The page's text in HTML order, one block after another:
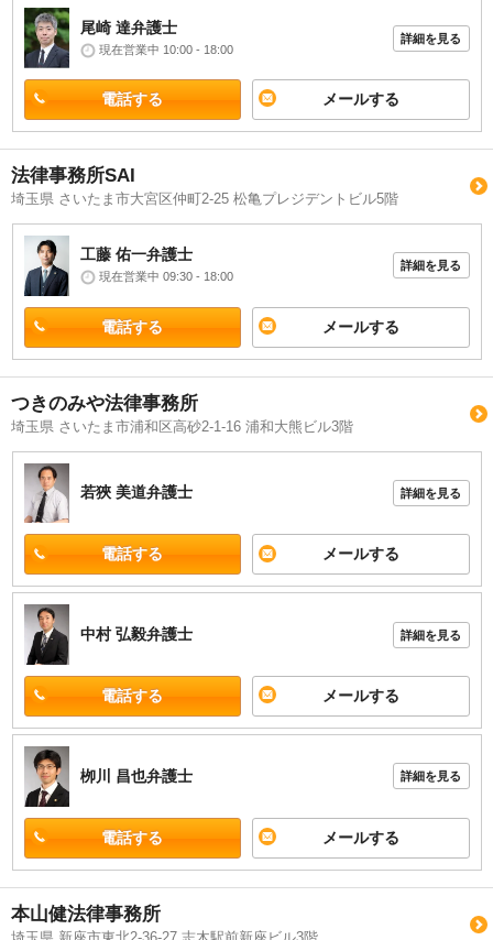
尾崎 達弁護士
現在営業中 10:00 - 18:00
詳細を見る
電話する メールする
法律事務所SAI
埼玉県 さいたま市大宮区仲町2-25 松亀プレジデントビル5階
工藤 佑一弁護士
現在営業中 09:30 - 18:00
詳細を見る
電話する メールする
つきのみや法律事務所
埼玉県 さいたま市浦和区高砂2-1-16 浦和大熊ビル3階
若狹 美道弁護士 詳細を見る
電話する メールする
中村 弘毅弁護士 詳細を見る
電話する メールする
栁川 昌也弁護士 詳細を見る
電話する メールする
本山健法律事務所